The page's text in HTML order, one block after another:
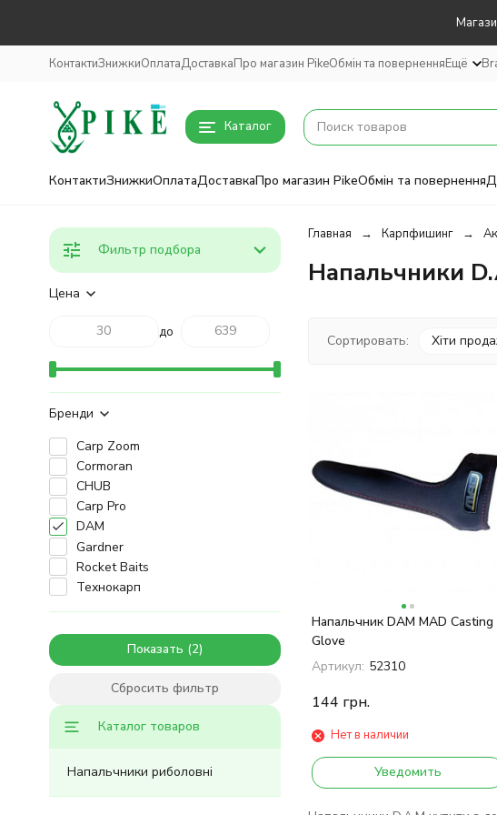
КонтактиЗнижкиОплатаДоставкаПро магазин PikeОбмін та поверненняЕщё
Каталог
КонтактиЗнижкиОплатаДоставкаПро магазин PikeОбмін та повернення
Главная Карпфишинг
Напальчники
Сортировать: Хіти
Напальчник DAM MAD Casting
Glove
Артикул: 52310
144 грн.
Нет в наличии
Уведомить
Фильтр подбора
Цена
до
Бренди
Carp Zoom
Cormoran
CHUB
Carp Pro
DAM
Gardner
Rocket Baits
Технокарп
Показать
Сбросить фильтр
Каталог товаров
Напальчники риболовні